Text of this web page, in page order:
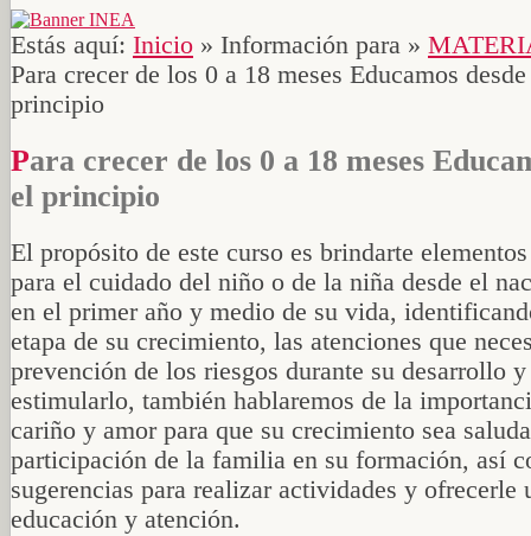
Estás aquí: Inicio » Información para »
Para crecer de los 0 a 18 meses Educamos
principio
Para crecer de los 0 a 18 meses Educamos desde
el principio
El propósito de este curso es brindarte
para el cuidado del niño o de la niña desde el
en el primer año y medio de su vida,
etapa de su crecimiento, las atenciones que
prevención de los riesgos durante su desarrollo
estimularlo, también hablaremos de la
cariño y amor para que su crecimiento sea
participación de la familia en su formación, así
sugerencias para realizar actividades y ofrecerle
educación y atención.